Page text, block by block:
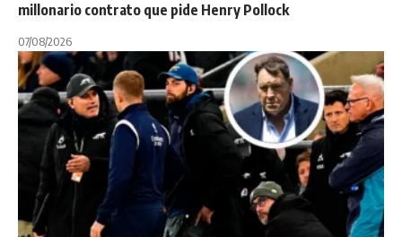
millonario contrato que pide Henry Pollock
07/08/2026